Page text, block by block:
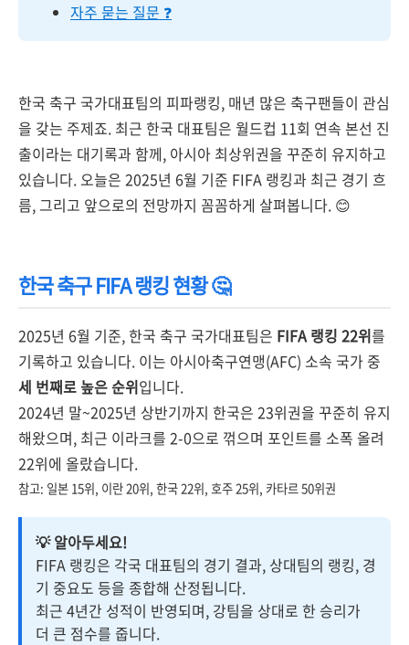
자주 묻는 질문 ❓
한국 축구 국가대표팀의 피파랭킹, 매년 많은 축구팬들이 관심
을 갖는 주제죠. 최근 한국 대표팀은 월드컵 11회 연속 본선 진
출이라는 대기록과 함께, 아시아 최상위권을 꾸준히 유지하고
있습니다. 오늘은 2025년 6월 기준 FIFA 랭킹과 최근 경기 흐
름, 그리고 앞으로의 전망까지 꼼꼼하게 살펴봅니다. 😊
한국 축구 FIFA 랭킹 현황 🤔
2025년 6월 기준, 한국 축구 국가대표팀은 FIFA 랭킹 22위를
기록하고 있습니다. 이는 아시아축구연맹(AFC) 소속 국가 중
세 번째로 높은 순위입니다.
2024년 말~2025년 상반기까지 한국은 23위권을 꾸준히 유지
해왔으며, 최근 이라크를 2-0으로 꺾으며 포인트를 소폭 올려
22위에 올랐습니다.
참고: 일본 15위, 이란 20위, 한국 22위, 호주 25위, 카타르 50위권
💡 알아두세요!
FIFA 랭킹은 각국 대표팀의 경기 결과, 상대팀의 랭킹, 경
기 중요도 등을 종합해 산정됩니다.
최근 4년간 성적이 반영되며, 강팀을 상대로 한 승리가
더 큰 점수를 줍니다.